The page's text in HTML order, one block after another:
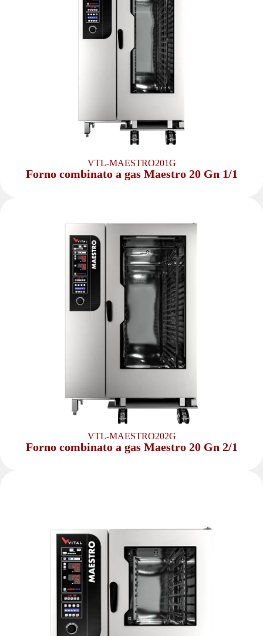
VTL-MAESTRO201G
Forno combinato a gas Maestro 20 Gn 1/1
VTL-MAESTRO202G
Forno combinato a gas Maestro 20 Gn 2/1